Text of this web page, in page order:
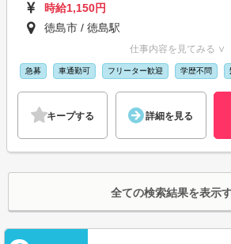
時給1,150円
徳島市 / 徳島駅
仕事内容を見てみる ∨
急募 車通勤可 フリーター歓迎 学歴不問
キープする 詳細を見る
全ての検索結果を表示